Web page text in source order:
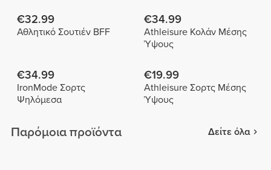
€32.99
Αθλητικό Σουτιέν BFF
€34.99
Athleisure Κολάν Μέσης
Ύψους
€34.99
IronMode Σορτς
Ψηλόμεσα
€19.99
Athleisure Σορτς Μέσης
Ύψους
Παρόμοια προϊόντα Δείτε όλα